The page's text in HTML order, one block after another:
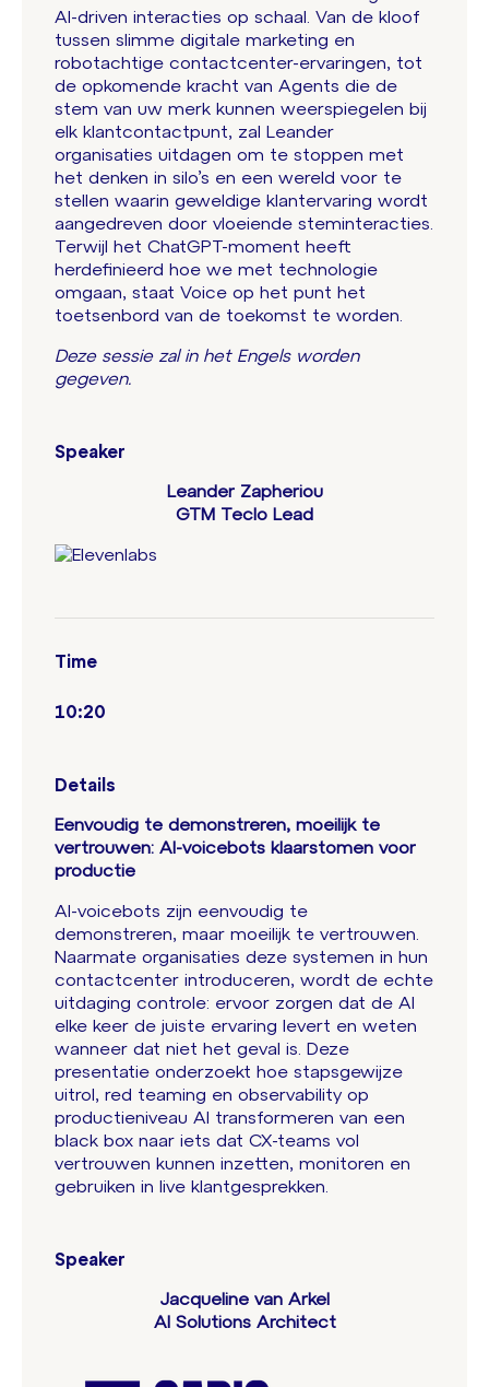
AI-driven interacties op schaal. Van de kloof
tussen slimme digitale marketing en
robotachtige contactcenter-ervaringen, tot
de opkomende kracht van Agents die de
stem van uw merk kunnen weerspiegelen bij
elk klantcontactpunt, zal Leander
organisaties uitdagen om te stoppen met
het denken in silo’s en een wereld voor te
stellen waarin geweldige klantervaring wordt
aangedreven door vloeiende steminteracties.
Terwijl het ChatGPT-moment heeft
herdefinieerd hoe we met technologie
omgaan, staat Voice op het punt het
toetsenbord van de toekomst te worden.
Deze sessie zal in het Engels worden
gegeven.
Speaker
Leander Zapheriou
GTM Teclo Lead
Time
10:20
Details
Eenvoudig te demonstreren, moeilijk te
vertrouwen: AI-voicebots klaarstomen voor
productie
AI-voicebots zijn eenvoudig te
demonstreren, maar moeilijk te vertrouwen.
Naarmate organisaties deze systemen in hun
contactcenter introduceren, wordt de echte
uitdaging controle: ervoor zorgen dat de AI
elke keer de juiste ervaring levert en weten
wanneer dat niet het geval is. Deze
presentatie onderzoekt hoe stapsgewijze
uitrol, red teaming en observability op
productieniveau AI transformeren van een
black box naar iets dat CX-teams vol
vertrouwen kunnen inzetten, monitoren en
gebruiken in live klantgesprekken.
Speaker
Jacqueline van Arkel
AI Solutions Architect